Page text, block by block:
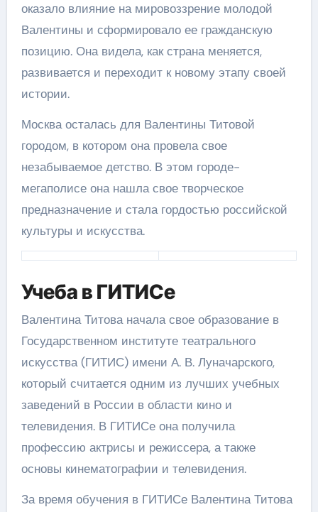
оказало влияние на мировоззрение молодой
Валентины и сформировало ее гражданскую
позицию. Она видела, как страна меняется,
развивается и переходит к новому этапу своей
истории.
Москва осталась для Валентины Титовой
городом, в котором она провела свое
незабываемое детство. В этом городе-
мегаполисе она нашла свое творческое
предназначение и стала гордостью российской
культуры и искусства.
Учеба в ГИТИСе
Валентина Титова начала свое образование в
Государственном институте театрального
искусства (ГИТИС) имени А. В. Луначарского,
который считается одним из лучших учебных
заведений в России в области кино и
телевидения. В ГИТИСе она получила
профессию актрисы и режиссера, а также
основы кинематографии и телевидения.
За время обучения в ГИТИСе Валентина Титова